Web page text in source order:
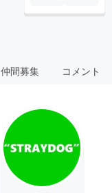
仲間募集 コメント